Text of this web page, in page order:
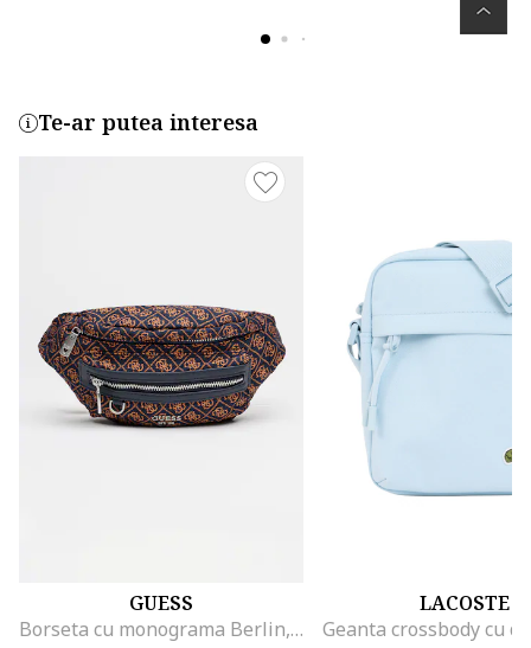
Te-ar putea interesa
GUESS
Borseta cu monograma Berlin, Maro/Albastru inchis
LACOSTE